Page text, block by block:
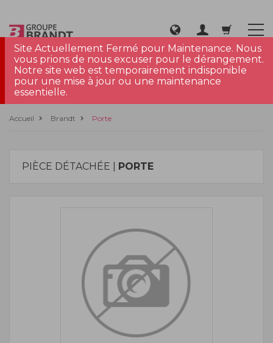
Site Actuellement Fermé pour Maintenance. Nous
vous prions de nous excuser pour le dérangement.
Notre site web est temporairement indisponible
pour une mise à jour ou une maintenance
essentielle.
Accueil Brandt Porte
PIÈCE DÉTACHÉE | PORTE